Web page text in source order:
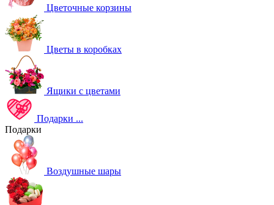
Цветочные корзины
Цветы в коробках
Ящики с цветами
Подарки ...
Подарки
Воздушные шары